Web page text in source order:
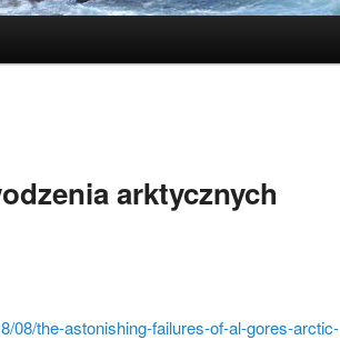
arktycznych
08/the-astonishing-failures-of-al-gores-arctic-